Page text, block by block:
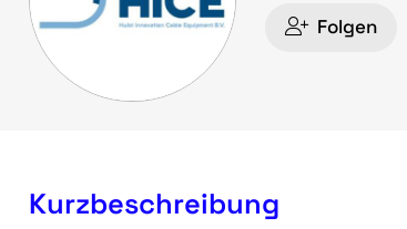
Folgen
Kurzbeschreibung